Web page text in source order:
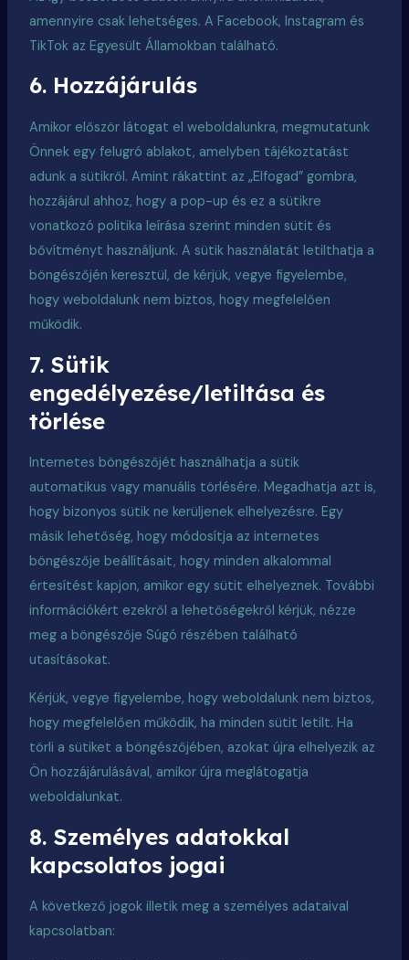
amennyire csak lehetséges. A Facebook, Instagram és
TikTok az Egyesült Államokban található.
6. Hozzájárulás
Amikor először látogat el weboldalunkra, megmutatunk
Önnek egy felugró ablakot, amelyben tájékoztatást
adunk a sütikről. Amint rákattint az „Elfogad” gombra,
hozzájárul ahhoz, hogy a pop-up és ez a sütikre
vonatkozó politika leírása szerint minden sütit és
bővítményt használjunk. A sütik használatát letilthatja a
böngészőjén keresztül, de kérjük, vegye figyelembe,
hogy weboldalunk nem biztos, hogy megfelelően
működik.
7. Sütik
engedélyezése/letiltása és
törlése
Internetes böngészőjét használhatja a sütik
automatikus vagy manuális törlésére. Megadhatja azt is,
hogy bizonyos sütik ne kerüljenek elhelyezésre. Egy
másik lehetőség, hogy módosítja az internetes
böngészője beállításait, hogy minden alkalommal
értesítést kapjon, amikor egy sütit elhelyeznek. További
információkért ezekről a lehetőségekről kérjük, nézze
meg a böngészője Súgó részében található
utasításokat.
Kérjük, vegye figyelembe, hogy weboldalunk nem biztos,
hogy megfelelően működik, ha minden sütit letilt. Ha
törli a sütiket a böngészőjében, azokat újra elhelyezik az
Ön hozzájárulásával, amikor újra meglátogatja
weboldalunkat.
8. Személyes adatokkal
kapcsolatos jogai
A következő jogok illetik meg a személyes adataival
kapcsolatban: